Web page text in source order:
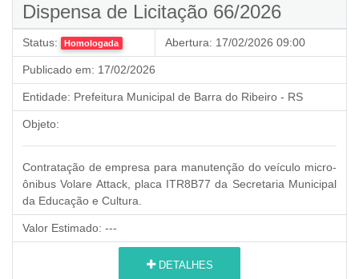
Dispensa de Licitação 66/2026
Status: Homologada Abertura: 17/02/2026 09:00
Publicado em: 17/02/2026
Entidade: Prefeitura Municipal de Barra do Ribeiro - RS
Objeto:
Contratação de empresa para manutenção do veículo micro-
ônibus Volare Attack, placa ITR8B77 da Secretaria Municipal
da Educação e Cultura.
Valor Estimado: ---
DETALHES